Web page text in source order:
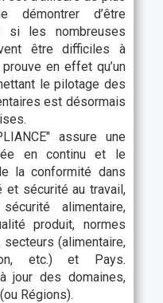
démontrer d’être
si les nombreuses
être difficiles à
en effet qu’un
le pilotage des
est désormais
assure une
en continu et le
la conformité dans
et sécurité au travail,
alimentaire,
produit, normes
(alimentaire,
etc.) et Pays.
jour des domaines,
Régions).